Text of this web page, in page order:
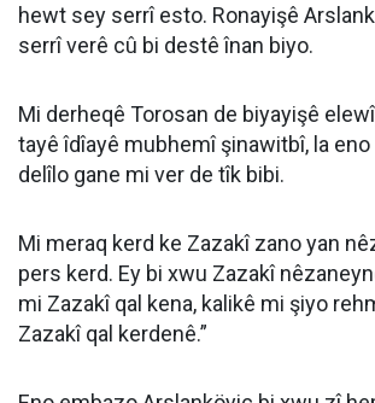
hewt sey serrî esto. Ronayişê
serrî verê cû bi destê înan biyo.
Mi derheqê Torosan de biyayişê
tayê îdîayê mubhemî şinawitbî, la
delîlo gane mi ver de tîk bibi.
Mi meraq kerd ke Zazakî zano yan
pers kerd. Ey bi xwu Zazakî
mi Zazakî qal kena, kalikê mi şiyo
Zazakî qal kerdenê.”